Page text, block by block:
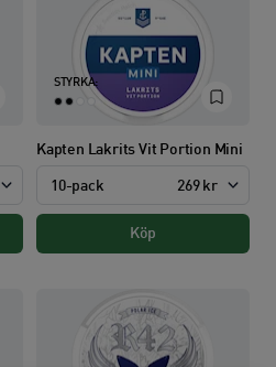
STYRKA:
Kapten Lakrits Vit Portion Mini
10-pack 269 kr
Köp